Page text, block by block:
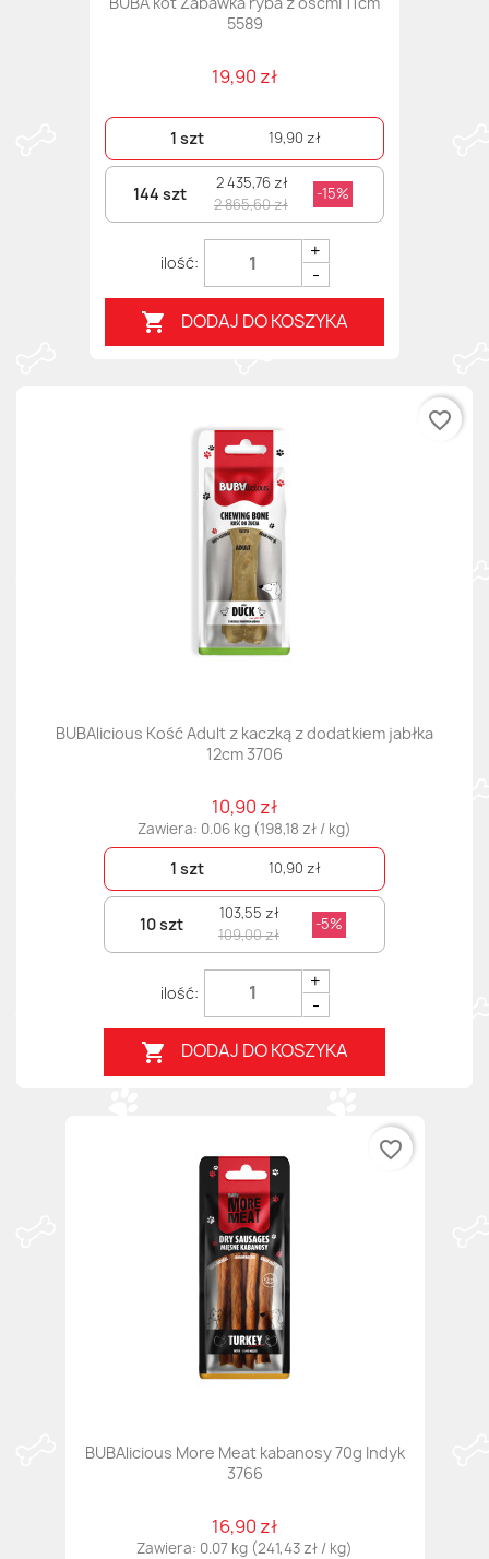
5589
19,90 zł
1 szt 19,90 zł
144 szt
2 435,76 zł
2 865,60 zł
-15%
+
-
 DODAJ DO KOSZYKA
BUBAlicious Kość Adult z kaczką z dodatkiem jabłka
12cm 3706
10,90 zł
Zawiera: 0.06 kg (198,18 zł / kg)
1 szt 10,90 zł
10 szt
103,55 zł
109,00 zł
-5%
+
-
 DODAJ DO KOSZYKA
favorite_border
BUBAlicious More Meat kabanosy 70g Indyk
3766
16,90 zł
Zawiera: 0.07 kg (241,43 zł / kg)
favorite_border